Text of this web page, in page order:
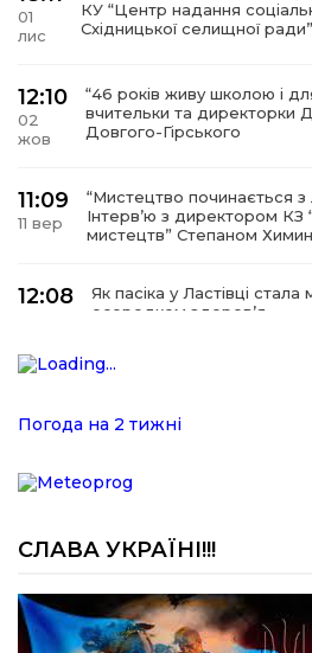
01
лис
КУ “Центр надання
Східницької селищної ради”
12:10
02
жов
“46 років живу школою і
вчительки та директорки
Довгого-Гірського
11:09
11 вер
“Мистецтво починається з
Інтерв’ю з директором КЗ
мистецтв” Степаном
12:08
Як пасіка у Ластівці
осередком здоров’я
15 лип
“Респект — Гаївка”
17:07
Віра, що не згасає. Історія
Баброцяк
20:06
24 чер
Нескорена сила зі
абсолютна чемпіонка
Погода на 2 тижні
СЛАВА УКРАЇНІ!!!